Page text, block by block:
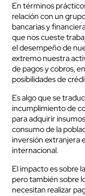
En términos
relación con un
bancarias y
que nos cueste
el desempeño de
extremo nuestra
de pagos y cobros,
posibilidades de
Es algo que se
incumplimiento de
para adquirir
consumo de la
inversión extranjera
internacional.
El impacto es sobre
pero también sobre
necesitan realizar